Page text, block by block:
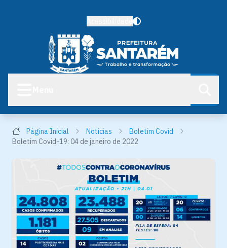
Página Inicial Notícias
Boletim Covid
Boletim Covid-19: 04 de janeiro de 2022